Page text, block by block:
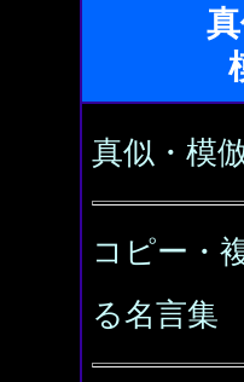
真似・模
コピー・
る名言集